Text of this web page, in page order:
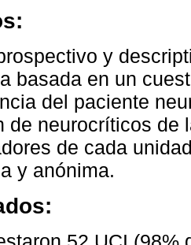
y
basada en un
del paciente
de neurocríticos de
de cada
y anónima.